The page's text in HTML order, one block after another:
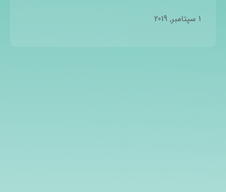
1 سپتامبر, 2019